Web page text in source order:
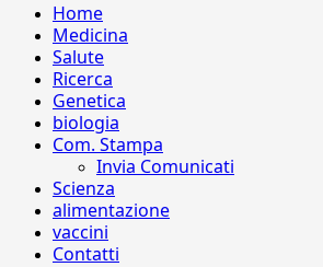
Home
Medicina
Salute
Ricerca
Genetica
biologia
Com. Stampa
Invia Comunicati
Scienza
alimentazione
vaccini
Contatti